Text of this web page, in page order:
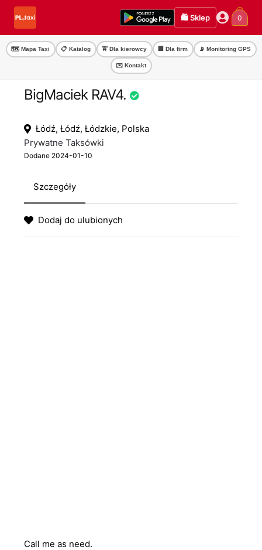
Przejdź
nawigacji
Przejdź
treści
🛍️ Sklep 0
🗺️ Mapa Taxi 📋 Katalog 🚖 Dla kierowcy 🏢 Dla firm 📡 Monitoring GPS
✉️ Kontakt
BigMaciek RAV4.
Łódź, Łódź, Łódzkie, Polska
Prywatne Taksówki
Dodane 2024-01-10
Szczegóły
Dodaj do ulubionych
Call me as need.